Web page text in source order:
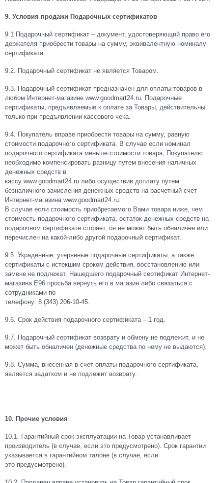
9. Условия продажи Подарочных сертификатов
9.1 Подарочный сертификат – документ, удостоверяющий право его
держателя приобрести товары на сумму, эквивалентную номиналу
сертификата.
9.2. Подарочный сертификат не является Товаром.
9.3. Подарочный сертификат предназначен для оплаты товаров в
любом Интернет-магазине www.goodmart24.ru. Подарочные
сертификаты, предъявляемые к оплате за Товары, действительны
только при предъявлении кассового чека.
9.4. Покупатель вправе приобрести товары на сумму, равную
стоимости подарочного сертификата. В случае если номинал
подарочного сертификата меньше стоимости товара, Покупателю
необходимо компенсировать разницу путем внесения наличных
денежных средств в
кассу www.goodmart24.ru либо осуществив доплату путем
безналичного зачисления денежных средств на расчетный счет
Интернет-магазина www.goodmart24.ru.
В случае если стоимость приобретаемого Вами товара ниже, чем
стоимость подарочного сертификата, остаток денежных средств на
подарочном сертификате сгорает, он не может быть обналичен или
перечислен на какой-либо другой подарочный сертификат.
9.5. Украденные, утерянные подарочные сертификаты, а также
сертификаты с истекшим сроком действия, восстановлению или
замене не подлежат. Нашедшего подарочный сертификат Интернет-
магазина Е96 просьба вернуть его в магазин либо связаться с
сотрудниками по
телефону: 8 (343) 206-10-45.
9.6. Срок действия подарочного сертификата – 1 год.
9.7. Подарочный сертификат возврату и обмену не подлежит, и не
может быть обналичен (денежные средства по нему не выдаются).
9.8. Сумма, внесенная в счет оплаты подарочного сертификата,
является задатком и не подлежит возврату.
10. Прочие условия
10.1. Гарантийный срок эксплуатации на Товар устанавливает
производитель (в случае, если это предусмотрено). Срок гарантии
указывается в гарантийном талоне (в случае, если
это предусмотрено).